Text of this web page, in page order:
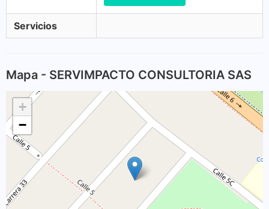
Servicios
Mapa - SERVIMPACTO CONSULTORIA SAS
+
−